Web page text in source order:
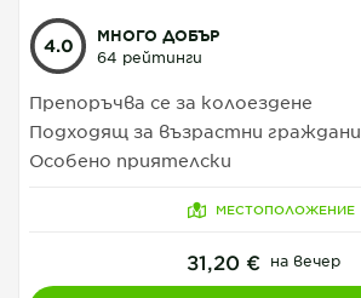
4.0
МНОГО ДОБЪР
64 рейтинги
Препоръчва се за колоездене
Подходящ за възрастни граждани
Особено приятелски
МЕСТОПОЛОЖЕНИЕ
31,20 € на вечер